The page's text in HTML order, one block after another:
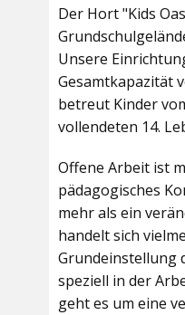
Der Hort "Kids
Unsere
Gesamtkapazität
betreut Kinder
vollendeten 14.
Offene Arbeit ist
pädagogisches
mehr als ein
handelt sich
Grundeinstellung
speziell in der
geht es um eine